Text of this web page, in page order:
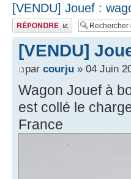
[VENDU] Jouef :
Publier une réponse
[VENDU]
par courju » 04 Juin
Wagon Jouef à
est collé le
France